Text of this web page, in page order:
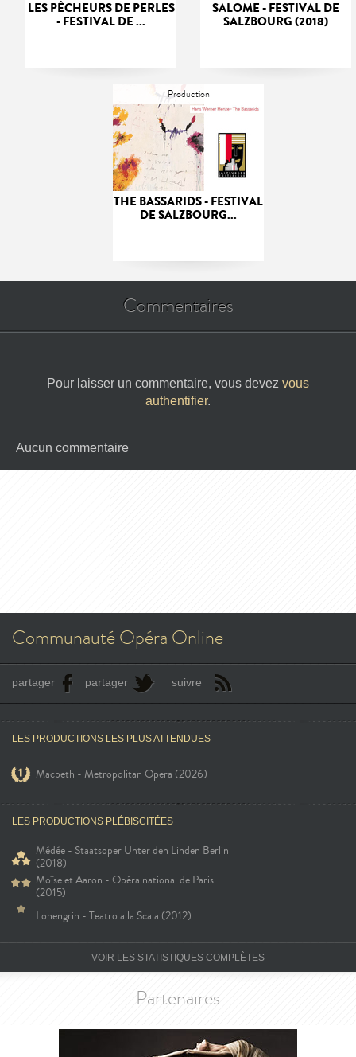
LES PÊCHEURS DE PERLES
- FESTIVAL DE ...
SALOME - FESTIVAL DE
SALZBOURG (2018)
Production
THE BASSARIDS - FESTIVAL
DE SALZBOURG...
Commentaires
Pour laisser un commentaire, vous devez vous
authentifier.
Aucun commentaire
Communauté Opéra Online
partager partager suivre
LES PRODUCTIONS LES PLUS ATTENDUES
Macbeth - Metropolitan Opera (2026)
LES PRODUCTIONS PLÉBISCITÉES
Médée - Staatsoper Unter den Linden Berlin
(2018)
Moïse et Aaron - Opéra national de Paris
(2015)
Lohengrin - Teatro alla Scala (2012)
VOIR LES STATISTIQUES COMPLÈTES
Partenaires